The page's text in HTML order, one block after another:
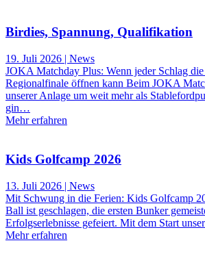
Birdies, Spannung, Qualifikation
19. Juli 2026 | News
JOKA Matchday Plus: Wenn jeder Schlag
Regionalfinale öffnen kann Beim JOKA
unserer Anlage um weit mehr als
gin…
Mehr erfahren
Kids Golfcamp 2026
13. Juli 2026 | News
Mit Schwung in die Ferien: Kids Golfcamp
Ball ist geschlagen, die ersten Bunker
Erfolgserlebnisse gefeiert. Mit dem Start
Mehr erfahren